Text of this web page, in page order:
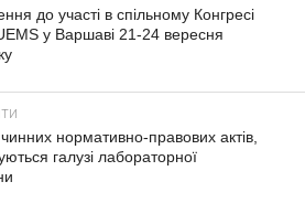
до участі в спільному Конгресі
у Варшаві 21-24 вересня
нормативно-правових актів,
галузі лабораторної